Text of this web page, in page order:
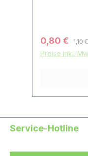
0,80 € 1,10 €
Preise inkl.
Service-Hotline